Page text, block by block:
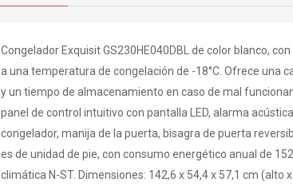
Congelador Exquisit GS230HE040DBL de color blanco,
a una temperatura de congelación de -18°C. Ofrece una
y un tiempo de almacenamiento en caso de mal
panel de control intuitivo con pantalla LED, alarma
congelador, manija de la puerta, bisagra de puerta
es de unidad de pie, con consumo energético anual de
climática N-ST. Dimensiones: 142,6 x 54,4 x 57,1 cm (alto